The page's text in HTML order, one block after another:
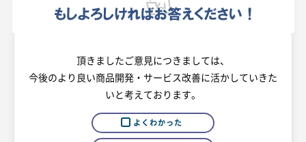
頂きましたご意見につきましては、
今後のより良い商品開発・サービス改善に活かしていきた
いと考えております。
よくわかった